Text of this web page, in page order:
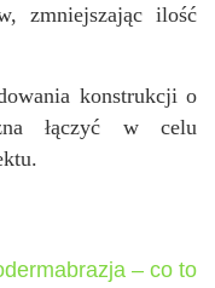
zmniejszając ilość
konstrukcji o
łączyć w celu
– co to